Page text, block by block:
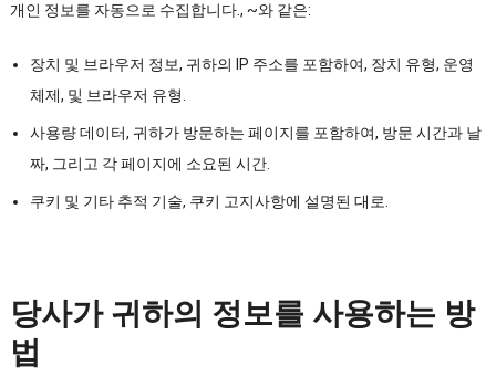
개인 정보를 자동으로 수집합니다., ~와 같은:
장치 및 브라우저 정보, 귀하의 IP 주소를 포함하여, 장치 유형, 운영
체제, 및 브라우저 유형.
사용량 데이터, 귀하가 방문하는 페이지를 포함하여, 방문 시간과 날
짜, 그리고 각 페이지에 소요된 시간.
쿠키 및 기타 추적 기술, 쿠키 고지사항에 설명된 대로.
당사가 귀하의 정보를 사용하는 방
법